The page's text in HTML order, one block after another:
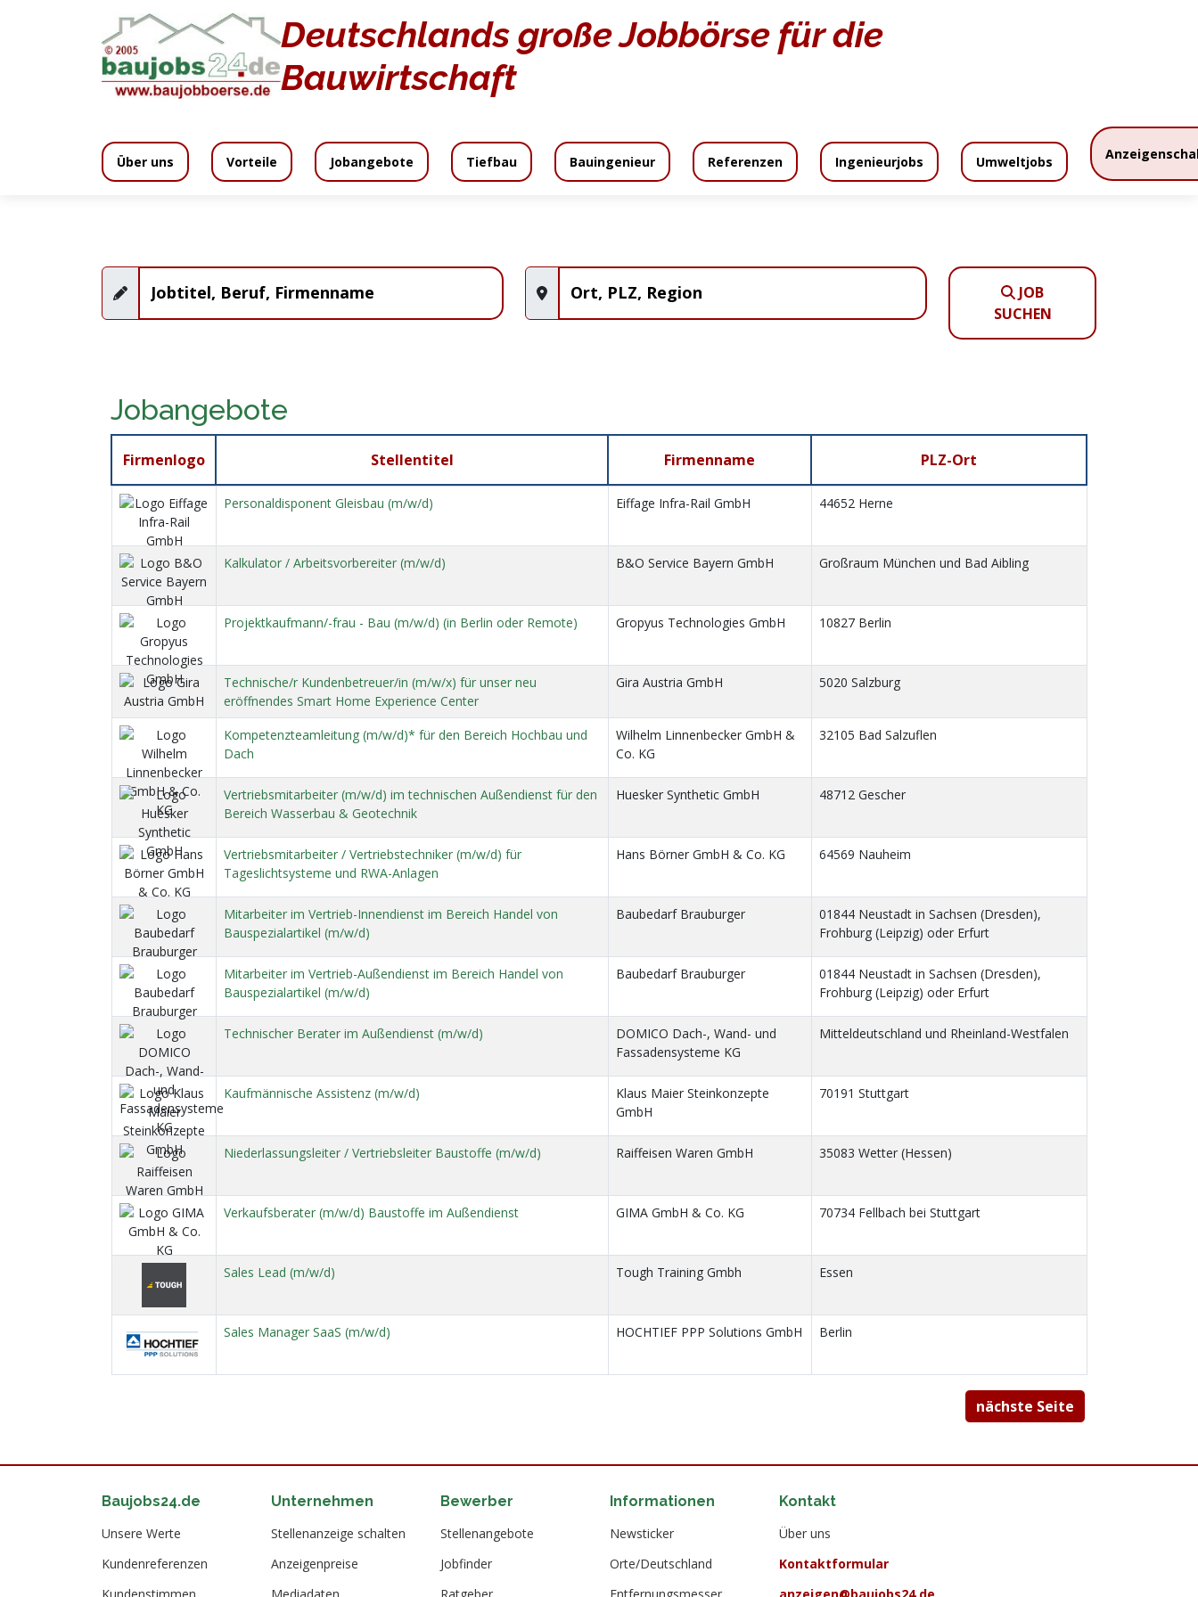
Deutschlands große Jobbörse für die
Bauwirtschaft
Über uns Vorteile Jobangebote Tiefbau Bauingenieur Referenzen Ingenieurjobs Umweltjobs
Jobangebote
Wir bieten Inklusive Mediadaten Angebot Angebotsanfrage Anzeigenpreise Anzeigenschaltung
JOB
SUCHEN
Jobangebote
Firmenlogo Stellentitel Firmenname PLZ-Ort
Personaldisponent Gleisbau (m/w/d) Eiffage Infra-Rail GmbH 44652 Herne
Kalkulator / Arbeitsvorbereiter (m/w/d) B&O Service Bayern GmbH Großraum München und Bad Aibling
Projektkaufmann/-frau - Bau (m/w/d) (in Berlin oder Remote) Gropyus Technologies GmbH 10827 Berlin
Technische/r Kundenbetreuer/in (m/w/x) für unser neu
eröffnendes Smart Home Experience Center
Gira Austria GmbH 5020 Salzburg
Kompetenzteamleitung (m/w/d)* für den Bereich Hochbau und
Dach
Wilhelm Linnenbecker GmbH &
Co. KG
32105 Bad Salzuflen
Vertriebsmitarbeiter (m/w/d) im technischen Außendienst für den
Bereich Wasserbau & Geotechnik
Huesker Synthetic GmbH 48712 Gescher
Vertriebsmitarbeiter / Vertriebstechniker (m/w/d) für
Tageslichtsysteme und RWA-Anlagen
Hans Börner GmbH & Co. KG 64569 Nauheim
Mitarbeiter im Vertrieb-Innendienst im Bereich Handel von
Bauspezialartikel (m/w/d)
Baubedarf Brauburger
01844 Neustadt in Sachsen (Dresden),
Frohburg (Leipzig) oder Erfurt
Mitarbeiter im Vertrieb-Außendienst im Bereich Handel von
Bauspezialartikel (m/w/d)
Baubedarf Brauburger
01844 Neustadt in Sachsen (Dresden),
Frohburg (Leipzig) oder Erfurt
Technischer Berater im Außendienst (m/w/d)
DOMICO Dach-, Wand- und
Fassadensysteme KG
Mitteldeutschland und Rheinland-Westfalen
Kaufmännische Assistenz (m/w/d)
Klaus Maier Steinkonzepte
GmbH
70191 Stuttgart
Niederlassungsleiter / Vertriebsleiter Baustoffe (m/w/d) Raiffeisen Waren GmbH 35083 Wetter (Hessen)
Verkaufsberater (m/w/d) Baustoffe im Außendienst GIMA GmbH & Co. KG 70734 Fellbach bei Stuttgart
Sales Lead (m/w/d) Tough Training Gmbh Essen
Sales Manager SaaS (m/w/d) HOCHTIEF PPP Solutions GmbH Berlin
nächste Seite
Baujobs24.de
Unsere Werte
Kundenreferenzen
Unternehmen
Stellenanzeige schalten
Anzeigenpreise
Bewerber
Stellenangebote
Jobfinder
Informationen
Newsticker
Orte/Deutschland
Kontakt
Über uns
Kontaktformular